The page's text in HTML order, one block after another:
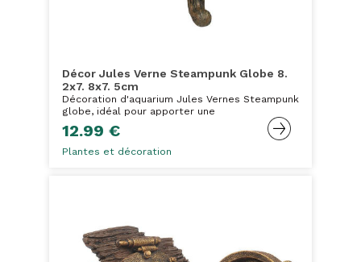
Décor Jules Verne Steampunk Globe 8.
2x7. 8x7. 5cm
Décoration d'aquarium Jules Vernes Steampunk
globe, idéal pour apporter une
12.99 €
Plantes et décoration